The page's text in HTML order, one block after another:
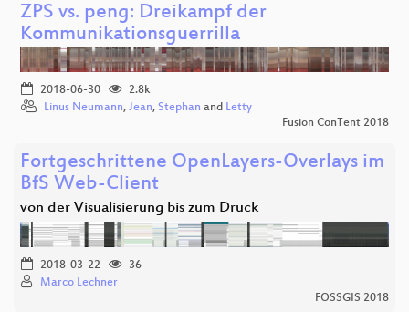
ZPS vs. peng: Dreikampf der
Kommunikationsguerrilla
2018-06-30
2.8k
Linus Neumann, Jean, Stephan and Letty
Fusion ConTent 2018
Fortgeschrittene OpenLayers-Overlays im
BfS Web-Client
von der Visualisierung bis zum Druck
2018-03-22
36
Marco Lechner
FOSSGIS 2018